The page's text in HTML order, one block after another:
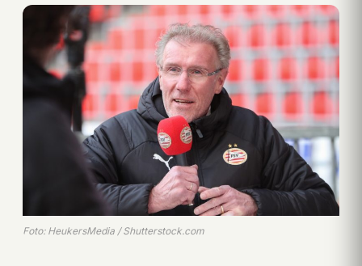
Foto: HeukersMedia / Shutterstock.com